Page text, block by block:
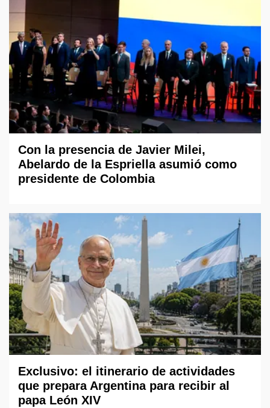
Con la presencia de Javier Milei,
Abelardo de la Espriella asumió como
presidente de Colombia
Exclusivo: el itinerario de actividades
que prepara Argentina para recibir al
papa León XIV